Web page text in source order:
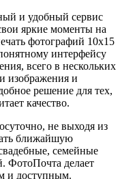
и удобный сервис
яркие моменты на
фотографий 10х15
интерфейсу
всего в нескольких
изображения и
решение для тех,
качество.
не выходя из
ближайшую
семейные
ФотоПочта делает
и доступным.